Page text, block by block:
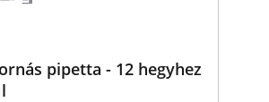
pipetta - 12 hegyhez